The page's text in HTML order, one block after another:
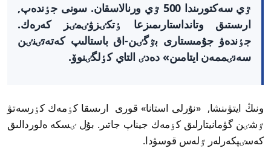
ٷي سەكتورىندا 500 ٷي ورنالاسقان. سونى جٶندەپ,
ارىستىق وتانداستارىمىزعا ٶتكٸزۋٸمٸز كەرەك.
جٶندەۋ جۇمىستارى بٷگٸن-اق باستالىپ كەتەتٸنٸن
سەنٸممەن ايتامىن» دەدٸ التاي كٶلگٸنوۆ.
ونىڭ ايتۋىنشا, «نۇرلى استانا» قورى ارىسقا كٶمەك كٶرسەتۋ
ٷشٸن گۋمانيتارلىق كٶمەك جيناپ جاتىر. بۇل ٸسكە ەلوردالىق
كەسٸپكەرلەر ٷلەس قوسۋدا.